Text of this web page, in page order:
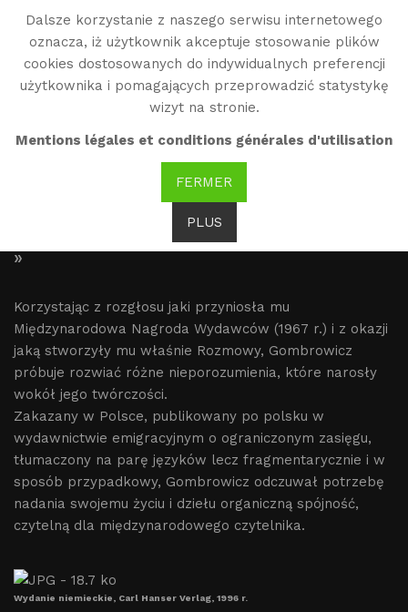
Dalsze korzystanie z naszego serwisu internetowego
oznacza, iż użytkownik akceptuje stosowanie plików
cookies dostosowanych do indywidualnych preferencji
użytkownika i pomagających przeprowadzić statystykę
wizyt na stronie.
Mentions légales et conditions générales d'utilisation
FERMER
PLUS
Witold Gombrowicz
Streszczenie
« Jestem jak aspiryna, która usuwa skurcz.
»
Korzystając z rozgłosu jaki przyniosła mu
Międzynarodowa Nagroda Wydawców (1967 r.) i z okazji
jaką stworzyły mu właśnie Rozmowy, Gombrowicz
próbuje rozwiać różne nieporozumienia, które narosły
wokół jego twórczości.
Zakazany w Polsce, publikowany po polsku w
wydawnictwie emigracyjnym o ograniczonym zasięgu,
tłumaczony na parę języków lecz fragmentarycznie i w
sposób przypadkowy, Gombrowicz odczuwał potrzebę
nadania swojemu życiu i dziełu organiczną spójność,
czytelną dla międzynarodowego czytelnika.
Wydanie niemieckie, Carl Hanser Verlag, 1996 r.